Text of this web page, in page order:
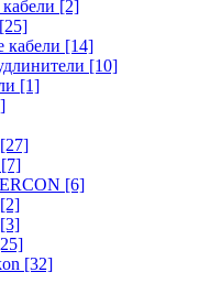
[2]
[25]
кабели [14]
[10]
[1]
[27]
[7]
[6]
[2]
[3]
[32]